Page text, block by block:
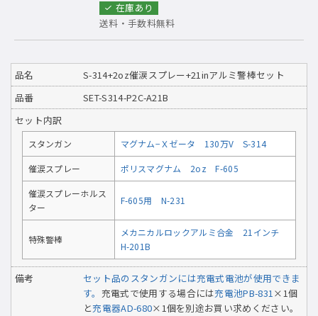
在庫あり
送料・手数料無料
品名
S-314+2oz催涙スプレー+21inアルミ警棒セット
品番
SET-S314-P2C-A21B
セット内訳
スタンガン マグナム−Ｘゼータ 130万V S-314
催涙スプレー ポリスマグナム 2oz F-605
催涙スプレーホルス
ター
F-605用 N-231
特殊警棒
メカニカルロックアルミ合金 21インチ
H-201B
備考
セット品のスタンガンには充電式電池が使用できま
す。 充電式で使用する場合には充電池PB-831 ×1個
と充電器AD-680×1個を別途お買い求めください。